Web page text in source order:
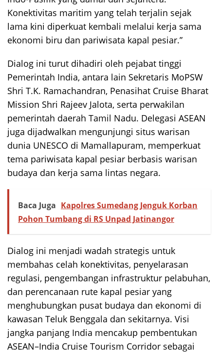
Konektivitas maritim yang telah terjalin sejak
lama kini diperkuat kembali melalui kerja sama
ekonomi biru dan pariwisata kapal pesiar.”
Dialog ini turut dihadiri oleh pejabat tinggi
Pemerintah India, antara lain Sekretaris MoPSW
Shri T.K. Ramachandran, Penasihat Cruise Bharat
Mission Shri Rajeev Jalota, serta perwakilan
pemerintah daerah Tamil Nadu. Delegasi ASEAN
juga dijadwalkan mengunjungi situs warisan
dunia UNESCO di Mamallapuram, memperkuat
tema pariwisata kapal pesiar berbasis warisan
budaya dan kerja sama lintas negara.
Baca Juga Kapolres Sumedang Jenguk Korban
Pohon Tumbang di RS Unpad Jatinangor
Dialog ini menjadi wadah strategis untuk
membahas celah konektivitas, penyelarasan
regulasi, pengembangan infrastruktur pelabuhan,
dan perencanaan rute kapal pesiar yang
menghubungkan pusat budaya dan ekonomi di
kawasan Teluk Benggala dan sekitarnya. Visi
jangka panjang India mencakup pembentukan
ASEAN–India Cruise Tourism Corridor sebagai